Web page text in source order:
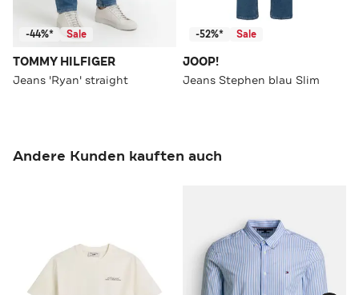
-44%* Sale
TOMMY HILFIGER
Jeans 'Ryan' straight
-52%* Sale
JOOP!
Jeans Stephen blau Slim
Andere Kunden kauften auch